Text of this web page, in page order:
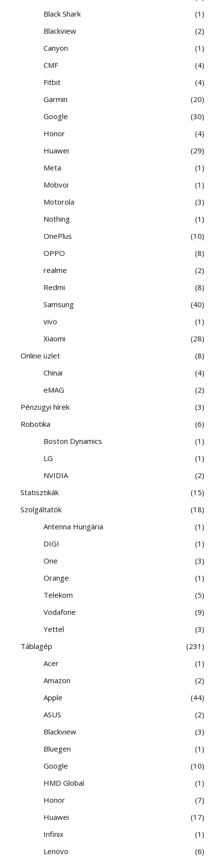
Black Shark
1
Blackview
2
Canyon
1
CMF
4
Fitbit
4
Garmin
20
Google
30
Honor
4
Huawei
29
Meta
1
Mobvoi
1
Motorola
3
Nothing
1
OnePlus
10
OPPO
8
realme
2
Redmi
8
Samsung
40
vivo
1
Xiaomi
28
Online üzlet
8
Chinai
4
eMAG
2
Pénzügyi hírek
3
Robotika
6
Boston Dynamics
1
LG
1
NVIDIA
2
Statisztikák
15
Szolgáltatók
18
Antenna Hungária
1
DIGI
1
One
3
Orange
1
Telekom
5
Vodafone
9
Yettel
3
Táblagép
231
Acer
1
Amazon
2
Apple
44
ASUS
2
Blackview
3
Bluegen
1
Google
10
HMD Global
1
Honor
7
Huawei
17
Infinix
1
Lenovo
6